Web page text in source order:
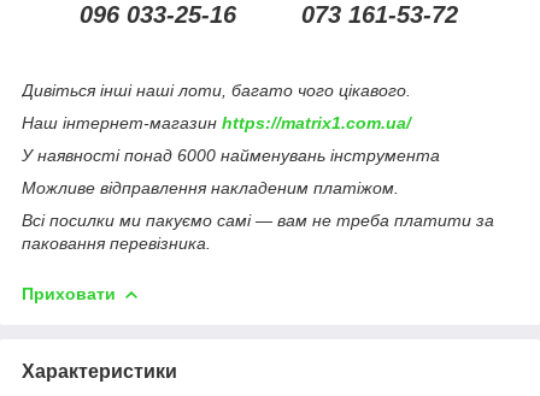
096 033-25-16 073 161-53-72
Дивіться інші наші лоти, багато чого цікавого.
Наш інтернет-магазин https://matrix1.com.ua/
У наявності понад 6000 найменувань інструмента
Можливе відправлення накладеним платіжом.
Всі посилки ми пакуємо самі — вам не треба платити за
паковання перевізника.
Приховати
Характеристики